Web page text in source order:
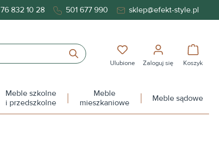
76 832 10 28 501 677 990 sklep@efekt-style.pl
Masz 0 przedmioty na
Ulubione Zaloguj się Koszyk
Meble szkolne
i przedszkolne
Meble
mieszkaniowe
Meble sądowe